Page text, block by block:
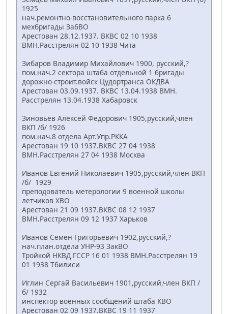
1925
нач.ремонтно-восстановительного парка 6
мехбригады ЗабВО
Арестован 28.12.1937. ВКВС 02 10 1938
ВМН.Расстрелян 02 10 1938 Чита
Зибаров Владимир Михайлович 1900, русский,?
пом.нач.2 сектора штаба отдельной 1 бригады
дорожно-строит.войск Цудортранса ОКДВА
Арестован 03.09.1937. ВКВС 13.04.1938 ВМН.
Расстрелян 13.04.1938 Хабаровск
Зиновьев Алексей Федорович 1905,русский,член
ВКП /б/ 1926
пом.нач.8 отдела Арт.Упр.РККА
Арестован 19 10 1937.ВКВС 27 04 1938
ВМН.Расстрелян 27 04 1938 Москва
Иванов Евгений Николаевич 1905,русский,член ВКП
/б/ 1929
преподователь метерологии 9 военной школы
летчиков ХВО
Арестован 21 09 1937.ВКВС 08 12 1937
ВМН.Расстрелян 09 12 1937 Харьков
Иванов Семен Григорьевич 1902,русский,?
нач.план.отдела УНР-93 ЗакВО
Тройкой НКВД ГССР 16 01 1938 ВМН.Расстрелян 19
01 1938 Тбилиси
Иглин Сергай Васильевич 1901,русский,член ВКП /
б/ 1932
инспектор военных сообщений штаба КВО
Арестован 02 09 1937.ВКВС 19 11 1937